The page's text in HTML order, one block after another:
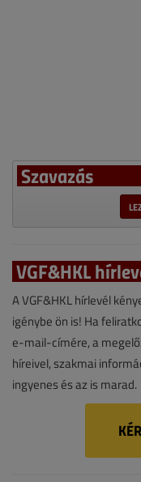
Szavazás
VGF&HKL
A VGF&HKL hírlevél
igénybe ön is! Ha
e-mail-címére, a
híreivel, szakmai
ingyenes és az is marad.